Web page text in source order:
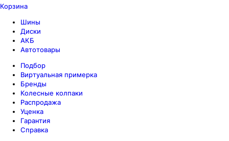
Корзина
Шины
Диски
АКБ
Автотовары
Подбор
Виртуальная примерка
Бренды
Колесные колпаки
Распродажа
Уценка
Гарантия
Справка